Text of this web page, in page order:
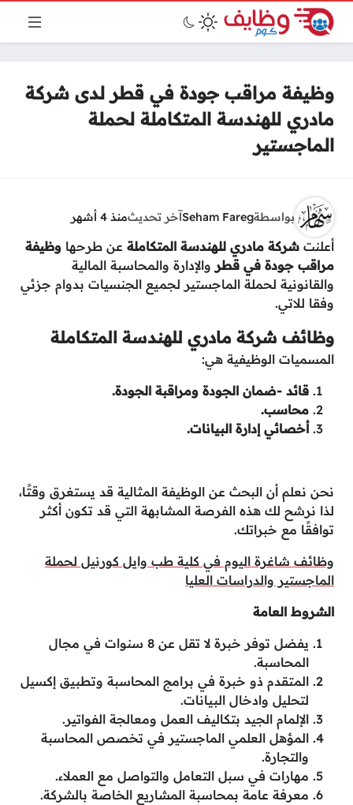
وظيفة مراقب جودة في قطر لدى شركة
مادري للهندسة المتكاملة لحملة
الماجستير
بواسطةSeham Faregآخر تحديثمنذ 4 أشهر
أعلنت شركة مادري للهندسة المتكاملة عن طرحها وظيفة
مراقب جودة في قطر والإدارة والمحاسبة المالية
والقانونية لحملة الماجستير لجميع الجنسيات بدوام جزئي
وفقا للاتي.
وظائف شركة مادري للهندسة المتكاملة
المسميات الوظيفية هي:
قائد -ضمان الجودة ومراقبة الجودة.
محاسب.
أخصائي إدارة البيانات.
نحن نعلم أن البحث عن الوظيفة المثالية قد يستغرق وقتًا،
لذا نرشح لك هذه الفرصة المشابهة التي قد تكون أكثر
توافقًا مع خبراتك.
وظائف شاغرة اليوم في كلية طب وايل كورنيل لحملة
الماجستير والدراسات العليا
الشروط العامة
يفضل توفر خبرة لا تقل عن 8 سنوات في مجال
المحاسبة.
المتقدم ذو خبرة في برامج المحاسبة وتطبيق إكسيل
لتحليل وادخال البيانات.
الإلمام الجيد بتكاليف العمل ومعالجة الفواتير.
المؤهل العلمي الماجستير في تخصص المحاسبة
والتجارة.
مهارات في سبل التعامل والتواصل مع العملاء.
معرفة عامة بمحاسبة المشاريع الخاصة بالشركة.